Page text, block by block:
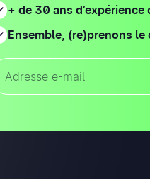
+ de 30 ans
Ensemble, (re)prenons